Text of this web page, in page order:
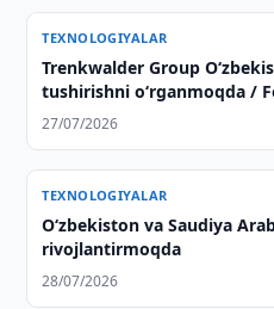
TEXNOLOGIYALAR
Trenkwalder Group
tushirishni oʻrganmoqda /
27/07/2026
TEXNOLOGIYALAR
Oʻzbekiston va Saudiya
rivojlantirmoqda
28/07/2026